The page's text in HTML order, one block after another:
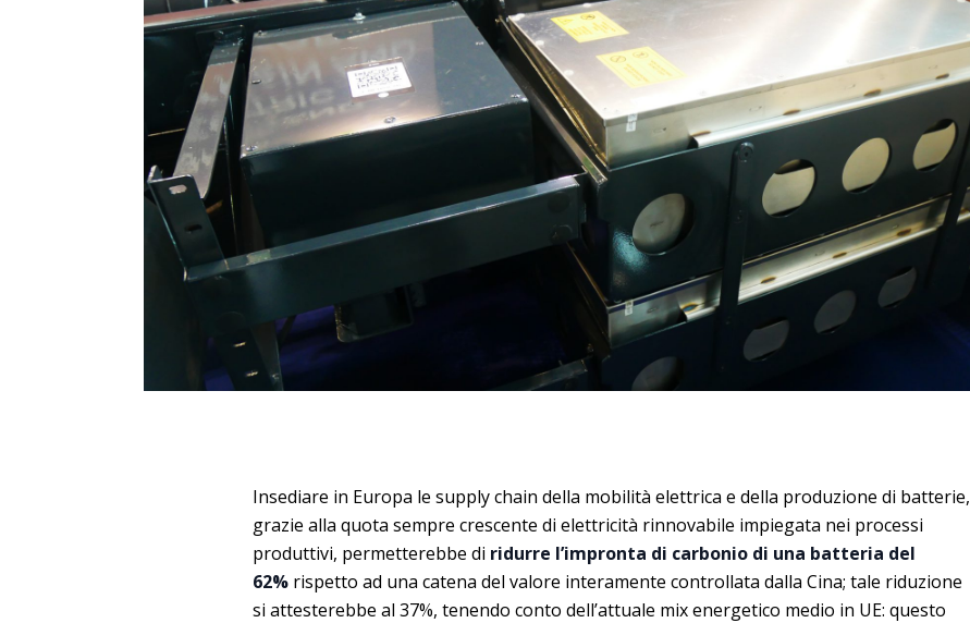
Insediare in Europa le supply chain della mobilità elettrica e della produzione di batterie,
grazie alla quota sempre crescente di elettricità rinnovabile impiegata nei processi
produttivi, permetterebbe di ridurre l’impronta di carbonio di una batteria del
62% rispetto ad una catena del valore interamente controllata dalla Cina; tale riduzione
si attesterebbe al 37%, tenendo conto dell’attuale mix energetico medio in UE: questo